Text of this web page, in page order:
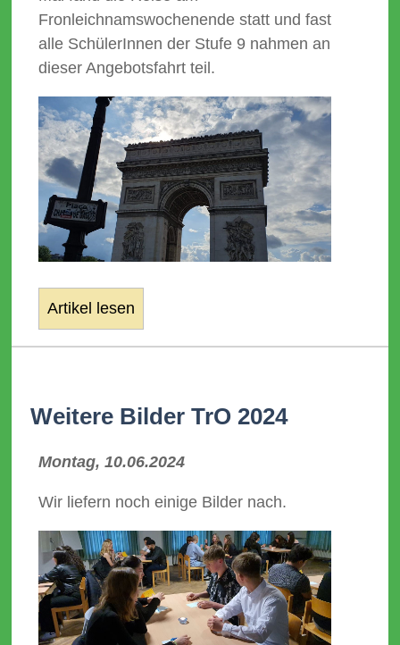
Fronleichnamswochenende statt und fast
alle SchülerInnen der Stufe 9 nahmen an
dieser Angebotsfahrt teil.
Artikel lesen
Weitere Bilder TrO 2024
Montag, 10.06.2024
Wir liefern noch einige Bilder nach.